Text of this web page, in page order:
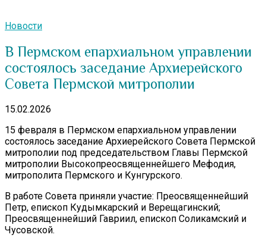
Новости
В Пермском епархиальном управлении
состоялось заседание Архиерейского
Совета Пермской митрополии
15.02.2026
15 февраля в Пермском епархиальном управлении
состоялось заседание Архиерейского Совета Пермской
митрополии под председательством Главы Пермской
митрополии Высокопреосвященнейшего Мефодия,
митрополита Пермского и Кунгурского.
В работе Совета приняли участие: Преосвященнейший
Петр, епископ Кудымкарский и Верещагинский;
Преосвященнейший Гавриил, епископ Соликамский и
Чусовской.